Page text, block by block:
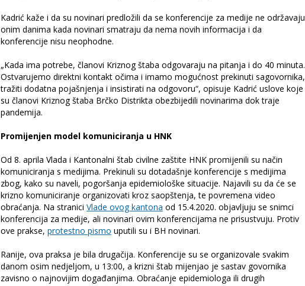
Kadrić kaže i da su novinari predložili da se konferencije za medije ne održavaju
onim danima kada novinari smatraju da nema novih informacija i da
konferencije nisu neophodne.
„Kada ima potrebe, članovi Kriznog štaba odgovaraju na pitanja i do 40 minuta.
Ostvarujemo direktni kontakt očima i imamo mogućnost prekinuti sagovornika,
tražiti dodatna pojašnjenja i insistirati na odgovoru“, opisuje Kadrić uslove koje
su članovi Kriznog štaba Brčko Distrikta obezbijedili novinarima dok traje
pandemija.
Promijenjen model komuniciranja u HNK
Od 8. aprila Vlada i Kantonalni štab civilne zaštite HNK promijenili su način
komuniciranja s medijima. Prekinuli su dotadašnje konferencije s medijima
zbog, kako su naveli, pogoršanja epidemiološke situacije. Najavili su da će se
krizno komuniciranje organizovati kroz saopštenja, te povremena video
obraćanja. Na stranici Vlade ovog kantona od 15.4.2020. objavljuju se snimci
konferencija za medije, ali novinari ovim konferencijama ne prisustvuju. Protiv
ove prakse, protestno pismo uputili su i BH novinari.
Ranije, ova praksa je bila drugačija. Konferencije su se organizovale svakim
danom osim nedjeljom, u 13:00, a krizni štab mijenjao je sastav govornika
zavisno o najnovijim događanjima. Obraćanje epidemiologa ili drugih